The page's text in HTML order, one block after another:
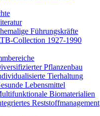
Führungskräfte
Collection 1927-1990
Pflanzenbau
Tierhaltung
Lebensmittel
Biomaterialien
Reststoffmanagement